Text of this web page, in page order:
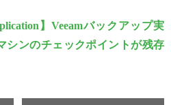
】Veeamバックアップ実
シンのチェックポイントが残存